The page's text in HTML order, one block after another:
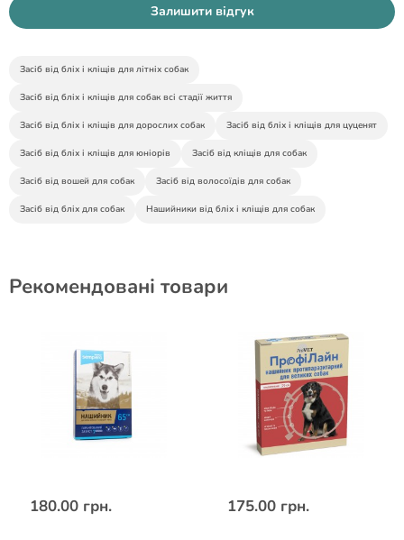
Залишити відгук
Засіб від бліх і кліщів для літніх собак
Засіб від бліх і кліщів для собак всі стадії життя
Засіб від бліх і кліщів для дорослих собак Засіб від бліх і кліщів для цуценят
Засіб від бліх і кліщів для юніорів Засіб від кліщів для собак
Засіб від вошей для собак Засіб від волосоїдів для собак
Засіб від бліх для собак Нашийники від бліх і кліщів для собак
Рекомендовані товари
180.00 грн. 175.00 грн.